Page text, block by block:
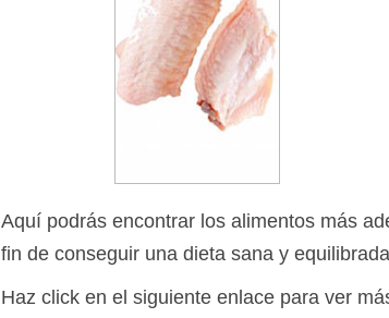
Aquí podrás encontrar los alimentos más
fin de conseguir una dieta sana y
Haz click en el siguiente enlace para ver